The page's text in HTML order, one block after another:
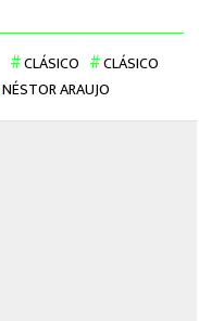
CLÁSICO
CLÁSICO
NÉSTOR ARAUJO